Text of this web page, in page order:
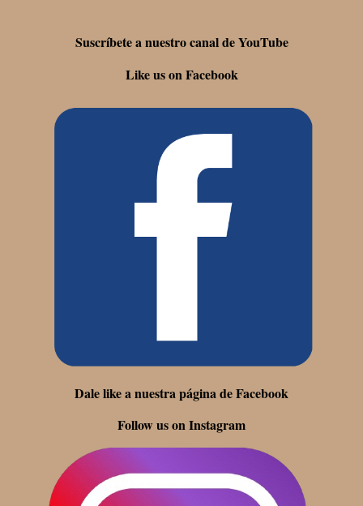
Suscríbete a nuestro canal de YouTube
Like us on Facebook
Dale like a nuestra página de Facebook
Follow us on Instagram